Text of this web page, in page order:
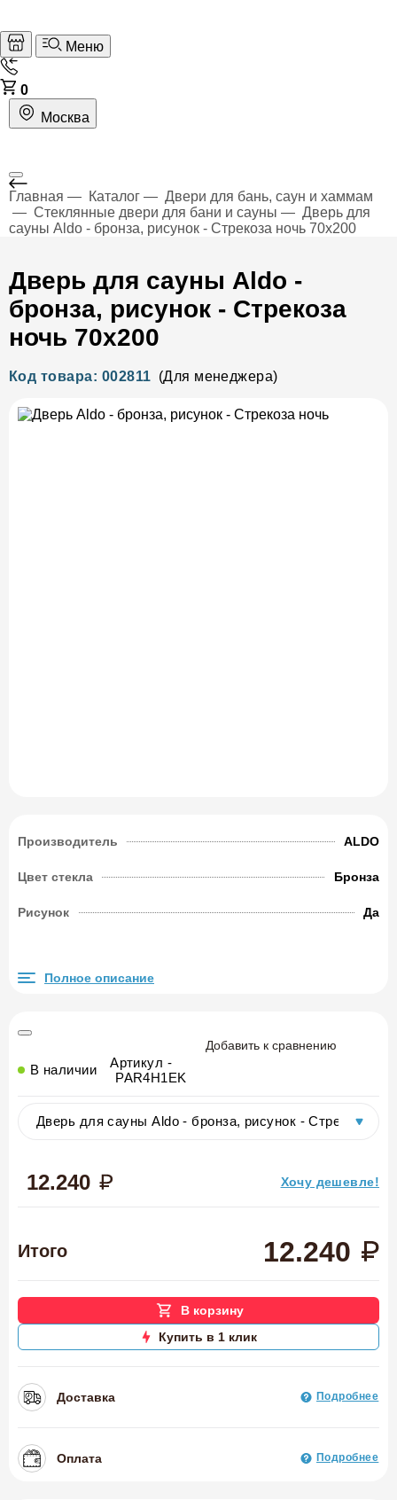
Меню
0
Москва
Главная Каталог
Двери для бань, саун и хаммам
Стеклянные двери для бани и сауны
Дверь для
сауны Aldo - бронза, рисунок - Стрекоза ночь 70x200
Дверь для сауны Aldo -
бронза, рисунок - Стрекоза
ночь 70x200
Код товара: 002811 (Для менеджера)
Производитель ALDO
Цвет стекла Бронза
Рисунок Да
Полное описание
Добавить к сравнению
В наличии
Артикул -
PAR4H1EK
12.240 Хочу дешевле!
Итого 12.240
В корзину
Купить в 1 клик
Доставка Подробнее
Оплата Подробнее